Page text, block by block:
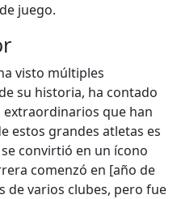
juego.
visto múltiples
su historia, ha contado
que han
estos grandes atletas es
convirtió en un ícono
comenzó en [año de
de varios clubes, pero fue